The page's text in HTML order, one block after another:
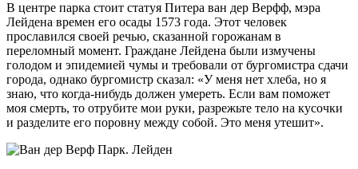
В центре парка стоит статуя Питера ван дер Верфф, мэра
Лейдена времен его осады 1573 года. Этот человек
прославился своей речью, сказанной горожанам в
переломный момент. Граждане Лейдена были измучены
голодом и эпидемией чумы и требовали от бургомистра сдачи
города, однако бургомистр сказал: «У меня нет хлеба, но я
знаю, что когда-нибудь должен умереть. Если вам поможет
моя смерть, то отрубите мои руки, разрежьте тело на кусочки
и разделите его поровну между собой. Это меня утешит».